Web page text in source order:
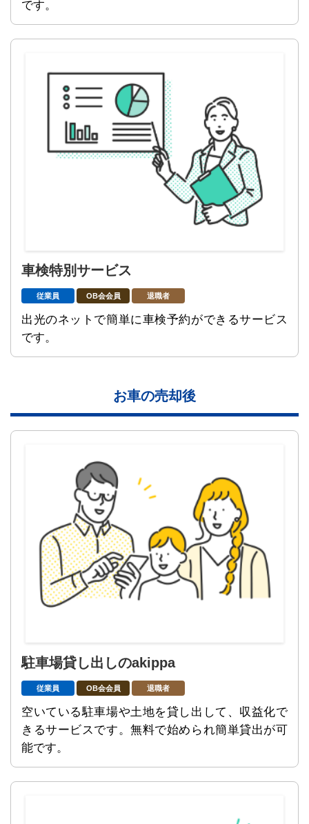
です。
車検特別サービス
従業員 OB会会員 退職者
出光のネットで簡単に車検予約ができるサービス
です。
お車の売却後
駐車場貸し出しのakippa
従業員 OB会会員 退職者
空いている駐車場や土地を貸し出して、収益化で
きるサービスです。無料で始められ簡単貸出が可
能です。